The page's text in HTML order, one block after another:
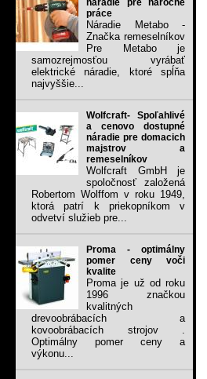
náradie pre náročné
práce
Náradie Metabo -
Značka remeselníkov
Pre Metabo je
samozrejmosťou vyrábať
elektrické náradie, ktoré spĺňa
najvyššie...
Wolfcraft- Spoľahlivé
a cenovo dostupné
náradie pre domacich
majstrov a
remeselníkov
Wolfcraft GmbH je
spoločnosť založená
Robertom Wolffom v roku 1949,
ktorá patrí k priekopníkom v
odvetví služieb pre...
Proma - optimálny
pomer ceny voči
kvalite
Proma je už od roku
1996 značkou
kvalitných
drevoobrábacích a
kovoobrábacích strojov .
Optimálny pomer ceny a
výkonu...